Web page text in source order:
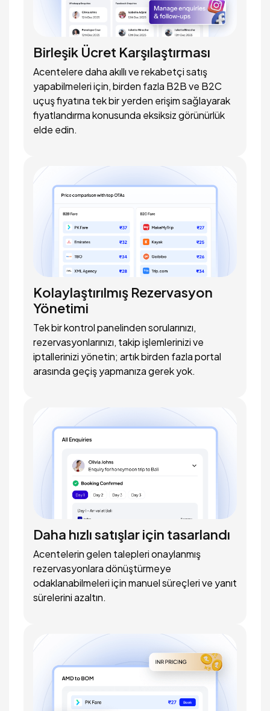
Birleşik Ücret Karşılaştırması
Acentelere daha akıllı ve rekabetçi satış
yapabilmeleri için, birden fazla B2B ve B2C
uçuş fiyatına tek bir yerden erişim sağlayarak
fiyatlandırma konusunda eksiksiz görünürlük
elde edin.
Kolaylaştırılmış Rezervasyon
Yönetimi
Tek bir kontrol panelinden sorularınızı,
rezervasyonlarınızı, takip işlemlerinizi ve
iptallerinizi yönetin; artık birden fazla portal
arasında geçiş yapmanıza gerek yok.
Daha hızlı satışlar için tasarlandı
Acentelerin gelen talepleri onaylanmış
rezervasyonlara dönüştürmeye
odaklanabilmeleri için manuel süreçleri ve yanıt
sürelerini azaltın.